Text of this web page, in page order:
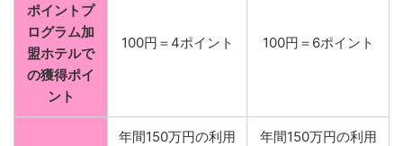
ポイントプ
ログラム加
盟ホテルで
の獲得ポイ
ント
100円＝4ポイント 100円＝6ポイント
年間150万円の利用
年間150万円の利用